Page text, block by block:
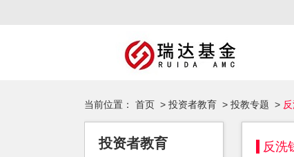
当前位置： 首页 > 投资者教育 > 投教专题 >
投资者教育 反洗